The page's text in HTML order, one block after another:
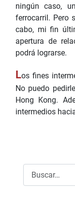
ningún caso,
ferrocarril. Pero
cabo, mi fin
apertura de
podrá lograrse.
Los fines
No puedo
Hong Kong.
intermedios